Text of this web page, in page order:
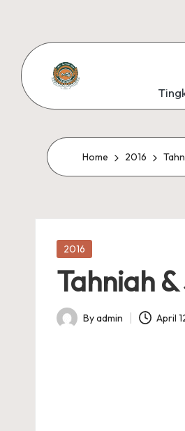
content
S
M
K
U
N
G
A
#SeMeSradiHati
Home 2016
Posted
2016
Tahniah
Posted
Byadmin April